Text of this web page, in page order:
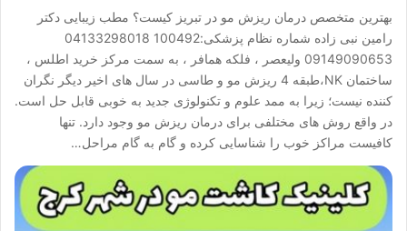
بهترین متخصص درمان ریزش مو در تبریز کیست؟ مطب زیبایی دکتر
رامین نبی زاده شماره نظام پزشکی:100492 04133298018
09149090653 ولیعصر ، فلکه همافر ، به سمت مرکز خرید اطلس ،
ساختمان NK،طبقه 4 ریزش مو و طاسی در سال های اخیر دیگر نگران
کننده نیست؛ زیرا به ممد علوم و تکنولوژی جدید به خوبی قابل حل است.
در واقع روش های مختلفی برای درمان ریزش مو وجود دارد. تنها
کافیست مراکز خوب را شناسایی کرده و گام به گام مراحل…